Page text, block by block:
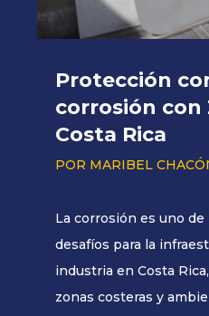
Protección
corrosión con
Costa Rica
POR MARIBEL
La corrosión es uno de
desafíos para la
industria en Costa
zonas costeras y